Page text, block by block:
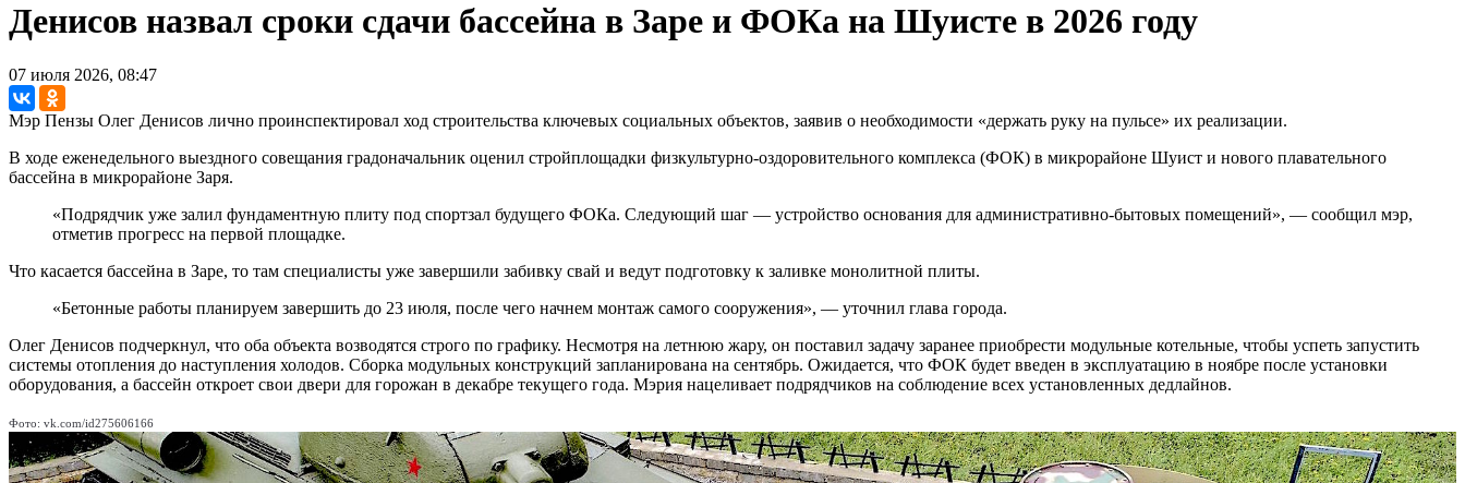
Денисов назвал сроки сдачи бассейна в Заре и ФОКа на Шуисте в 2026 году
07 июля 2026, 08:47
Мэр Пензы Олег Денисов лично проинспектировал ход строительства ключевых социальных объектов, заявив о необходимости «держать руку на пульсе» их реализации.
В ходе еженедельного выездного совещания градоначальник оценил стройплощадки физкультурно-оздоровительного комплекса (ФОК) в микрорайоне Шуист и нового плавательного
бассейна в микрорайоне Заря.
«Подрядчик уже залил фундаментную плиту под спортзал будущего ФОКа. Следующий шаг — устройство основания для административно-бытовых помещений», — сообщил мэр,
отметив прогресс на первой площадке.
Что касается бассейна в Заре, то там специалисты уже завершили забивку свай и ведут подготовку к заливке монолитной плиты.
«Бетонные работы планируем завершить до 23 июля, после чего начнем монтаж самого сооружения», — уточнил глава города.
Олег Денисов подчеркнул, что оба объекта возводятся строго по графику. Несмотря на летнюю жару, он поставил задачу заранее приобрести модульные котельные, чтобы успеть запустить
системы отопления до наступления холодов. Сборка модульных конструкций запланирована на сентябрь. Ожидается, что ФОК будет введен в эксплуатацию в ноябре после установки
оборудования, а бассейн откроет свои двери для горожан в декабре текущего года. Мэрия нацеливает подрядчиков на соблюдение всех установленных дедлайнов.
Фото: vk.com/id275606166